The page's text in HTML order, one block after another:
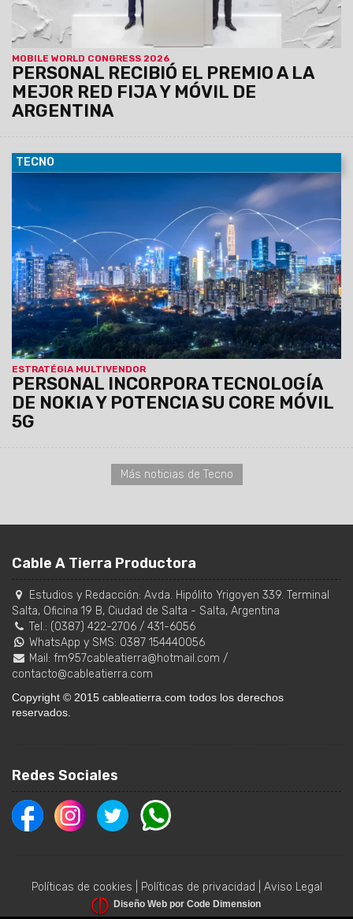
MOBILE WORLD CONGRESS 2026
PERSONAL RECIBIÓ EL PREMIO A LA
MEJOR RED FIJA Y MÓVIL DE
ARGENTINA
TECNO
ESTRATÉGIA MULTIVENDOR
PERSONAL INCORPORA TECNOLOGÍA
DE NOKIA Y POTENCIA SU CORE MÓVIL
5G
Personal avanza en la modernización de su
red móvil, implementando una estrategia multivendor que
fortalece el core y acompaña las crecientes demandas del
ecosistema digital.Entrá y enteráte de todo lo nuevo
que tiene Personal.
Más noticias de Tecno
Cable A Tierra Productora
Estudios y Redacción: Avda. Hipólito Yrigoyen 339. Terminal
Salta, Oficina 19 B, Ciudad de Salta - Salta, Argentina
Tel.: (0387) 422-2706 / 431-6056
WhatsApp y SMS: 0387 154440056
Mail: fm957cableatierra@hotmail.com /
contacto@cableatierra.com
Copyright © 2015 cableatierra.com todos los derechos
reservados.
Redes Sociales
Políticas de cookies Políticas de privacidad Aviso Legal
Diseño Web por Code Dimension